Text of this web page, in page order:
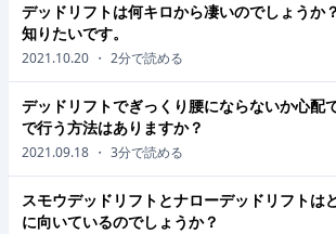
デッドリフトは何キロから凄いのでしょうか
知りたいです。
2021.10.20 ・ 2分で読める
デッドリフトでぎっくり腰にならないか心配
で行う方法はありますか？
2021.09.18 ・ 3分で読める
スモウデッドリフトとナローデッドリフトは
に向いているのでしょうか？